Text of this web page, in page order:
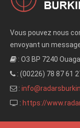
Vous pouvez nous
envoyant un
: O3 BP 7240
: (00226) 78 87 61
:
: https://